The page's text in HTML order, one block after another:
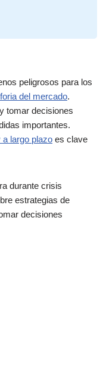
peligrosos para los
del mercado.
tomar decisiones
importantes.
a largo plazo es clave
durante crisis
estrategias de
decisiones